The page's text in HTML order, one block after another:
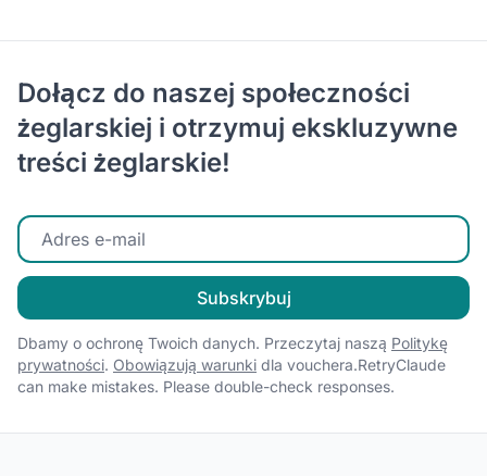
Dołącz do naszej społeczności
żeglarskiej i otrzymuj ekskluzywne
treści żeglarskie!
Wprowadź swój adres e-mail
Subskrybuj
Dbamy o ochronę Twoich danych. Przeczytaj naszą Politykę
prywatności. Obowiązują warunki dla vouchera.RetryClaude
can make mistakes. Please double-check responses.